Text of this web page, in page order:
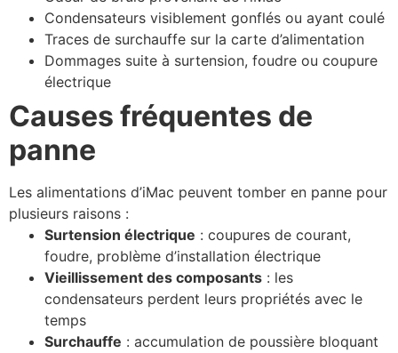
Condensateurs visiblement gonflés ou ayant coulé
Traces de surchauffe sur la carte d’alimentation
Dommages suite à surtension, foudre ou coupure
électrique
Causes fréquentes de
panne
Les alimentations d’iMac peuvent tomber en panne pour
plusieurs raisons :
Surtension électrique : coupures de courant,
foudre, problème d’installation électrique
Vieillissement des composants : les
condensateurs perdent leurs propriétés avec le
temps
Surchauffe : accumulation de poussière bloquant